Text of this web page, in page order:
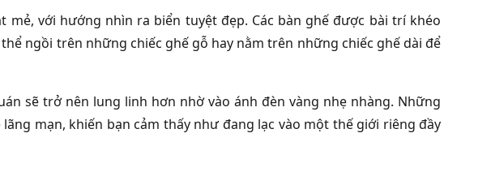
mẻ, với hướng nhìn ra biển tuyệt đẹp. Các bàn ghế được bài trí khéo
ngồi trên những chiếc ghế gỗ hay nằm trên những chiếc ghế dài để
sẽ trở nên lung linh hơn nhờ vào ánh đèn vàng nhẹ nhàng. Những
mạn, khiến bạn cảm thấy như đang lạc vào một thế giới riêng đầy